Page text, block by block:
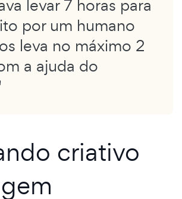
levar 7 horas para
por um humano
leva no máximo 2
a ajuda do
criativo